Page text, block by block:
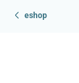
eshop